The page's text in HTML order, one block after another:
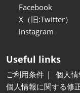
Facebook
X（旧:Twitter）
instagram
Useful links
ご利用条件
個人
個人情報に関する修